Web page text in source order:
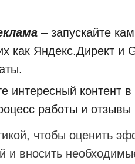
– запускайте
как Яндекс.Директ и
интересный контент
работы и отзывы
чтобы оценить
и вносить